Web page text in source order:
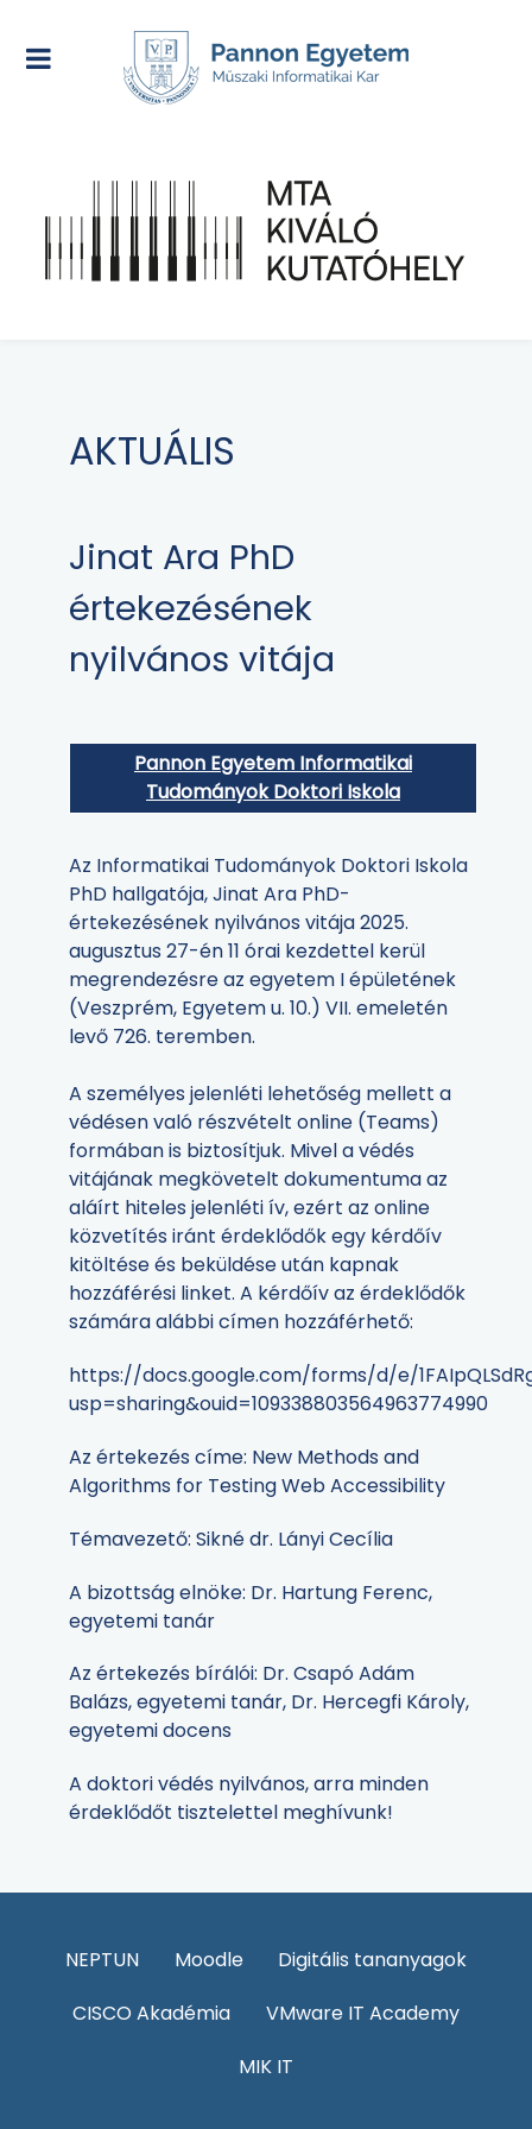
AKTUÁLIS
Jinat Ara PhD
értekezésének
nyilvános vitája
Pannon Egyetem Informatikai
Tudományok Doktori Iskola
Az Informatikai Tudományok Doktori Iskola
PhD hallgatója, Jinat Ara PhD-
értekezésének nyilvános vitája 2025.
augusztus 27-én 11 órai kezdettel kerül
megrendezésre az egyetem I épületének
(Veszprém, Egyetem u. 10.) VII. emeletén
levő 726. teremben.
A személyes jelenléti lehetőség mellett a
védésen való részvételt online (Teams)
formában is biztosítjuk. Mivel a védés
vitájának megkövetelt dokumentuma az
aláírt hiteles jelenléti ív, ezért az online
közvetítés iránt érdeklődők egy kérdőív
kitöltése és beküldése után kapnak
hozzáférési linket. A kérdőív az érdeklődők
számára alábbi címen hozzáférhető:
https://docs.google.com/forms/d/e/
usp=sharing&ouid=109338803564963774990
Az értekezés címe: New Methods and
Algorithms for Testing Web Accessibility
Témavezető: Sikné dr. Lányi Cecília
A bizottság elnöke: Dr. Hartung Ferenc,
egyetemi tanár
Az értekezés bírálói: Dr. Csapó Adám
Balázs, egyetemi tanár, Dr. Hercegfi Károly,
egyetemi docens
A doktori védés nyilvános, arra minden
érdeklődőt tisztelettel meghívunk!
NEPTUN Moodle
Digitális tananyagok
CISCO Akadémia
VMware IT Academy
MIK IT